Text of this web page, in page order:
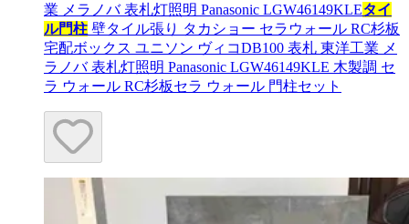
業 メラノバ 表札灯照明 Panasonic LGW46149KLEタイ
ル門柱 壁タイル張り タカショー セラウォール RC杉板
宅配ボックス ユニソン ヴィコDB100 表札 東洋工業 メ
ラノバ 表札灯照明 Panasonic LGW46149KLE 木製調 セ
ラ ウォール RC杉板セラ ウォール 門柱セット